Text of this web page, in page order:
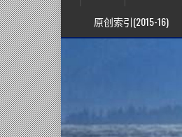
原创索引(2015-16)